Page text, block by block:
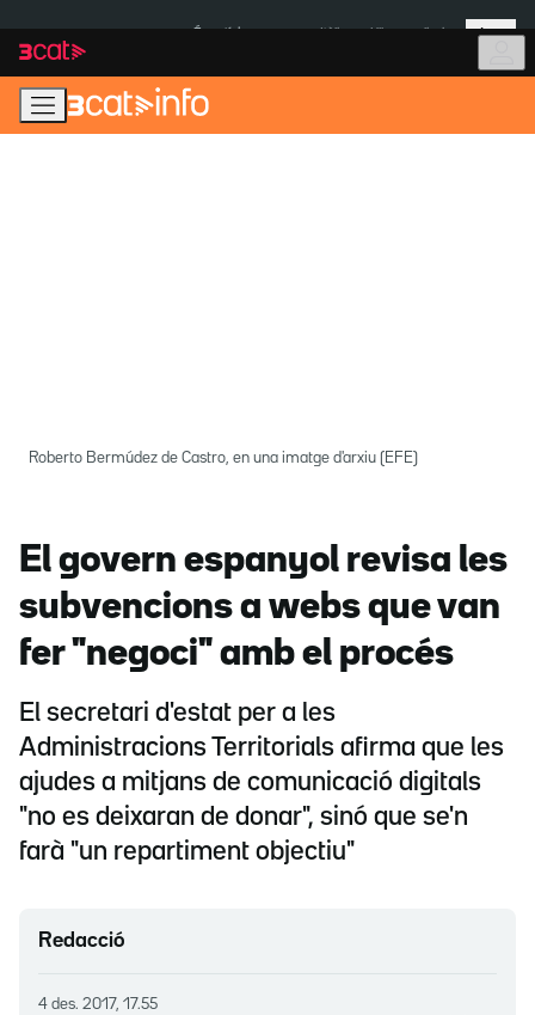
navegació
principal
contingut
Més
Roberto Bermúdez de Castro, en una imatge d'arxiu (EFE)
El govern espanyol revisa les
subvencions a webs que van
fer "negoci" amb el procés
El secretari d'estat per a les
Administracions Territorials afirma que les
ajudes a mitjans de comunicació digitals
"no es deixaran de donar", sinó que se'n
farà "un repartiment objectiu"
Redacció
4 des. 2017, 17.55